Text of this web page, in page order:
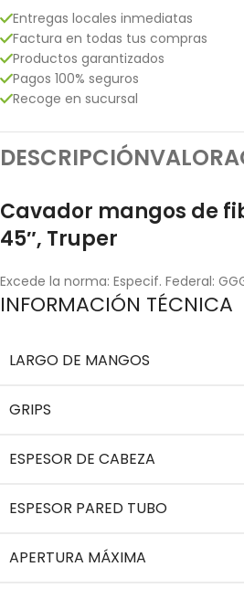
Entregas locales inmediatas
Factura en todas tus compras
Productos garantizados
Pagos 100% seguros
Recoge en sucursal
DESCRIPCIÓN
Cavador mangos de
45″, Truper
Excede la norma: Especif. Federal:
INFORMACIÓN TÉCNICA
LARGO DE MANGOS
GRIPS
ESPESOR DE CABEZA
ESPESOR PARED TUBO
APERTURA MÁXIMA